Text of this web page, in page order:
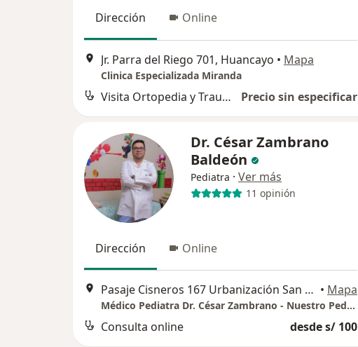
Dirección Online
Jr. Parra del Riego 701, Huancayo • Mapa
Clinica Especializada Miranda
Visita Ortopedia y Traumatología Precio sin especificar
Dr. César Zambrano
Baldeón
Pediatra · Ver más
11 opinión
Dirección Online
Pasaje Cisneros 167 Urbanización San Carlos, Huancayo • Mapa
Médico Pediatra Dr. César Zambrano - Nuestro Pediatra
Consulta online desde s/ 100